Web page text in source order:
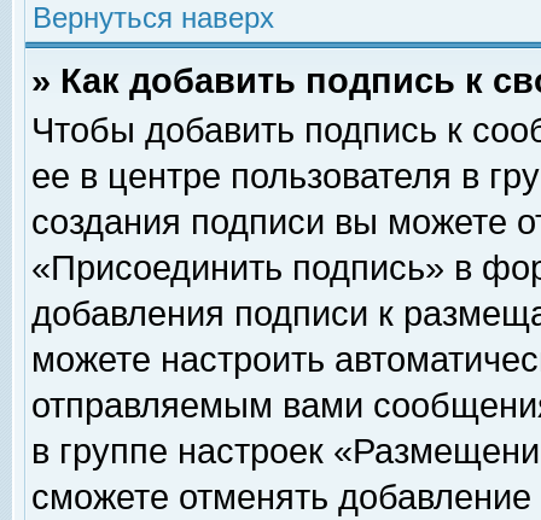
Вернуться наверх
» Как добавить подпись к
Чтобы добавить подпись к
ее в центре пользователя в
создания подписи вы можете
«Присоединить подпись» в
добавления подписи к
можете настроить
отправляемым вами
в группе настроек
сможете отменять